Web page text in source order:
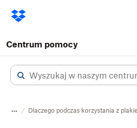
Centrum pomocy
Dlaczego podczas korzystania z